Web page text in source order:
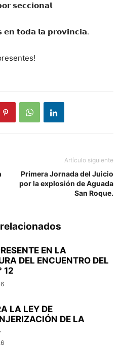
𝘀𝗲𝗰𝗰𝗶𝗼𝗻𝗮𝗹
𝘁𝗼𝗱𝗮 𝗹𝗮 𝗽𝗿𝗼𝘃𝗶𝗻𝗰𝗶𝗮.
Artículo siguiente
Primera Jornada del Juicio
por la explosión de Aguada
San Roque.
EN LA
DEL ENCUENTRO DEL
12
LA LEY DE
DE LA